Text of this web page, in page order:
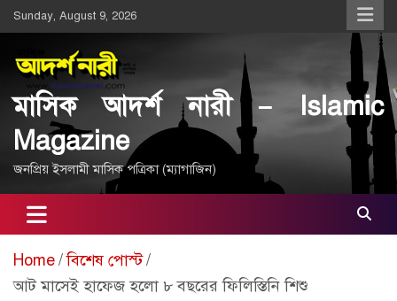
Skip
to
content
Sunday, August 9, 2026
মাসিক আদর্শ নারী – Islamic
Magazine
জনপ্রিয় ইসলামী মাসিক পত্রিকা (ম্যাগাজিন)
Home বিশেষ পোস্ট
আট মাসেই হাফেজ হলো ৮ বছরের ফিলিস্তিনি শিশু